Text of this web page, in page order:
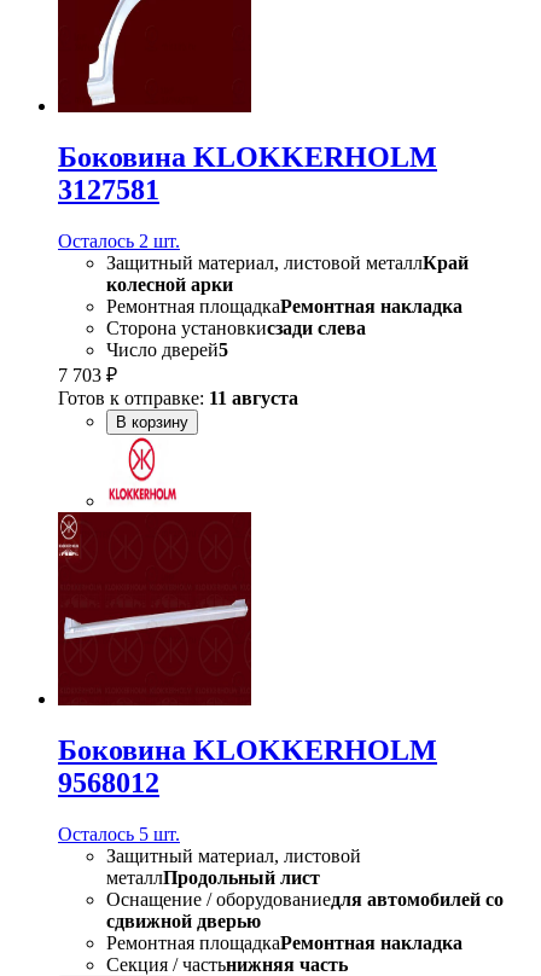
Боковина KLOKKERHOLM
3127581
Осталось 2 шт.
Защитный материал, листовой металлКрай
колесной арки
Ремонтная площадкаРемонтная накладка
Сторона установкисзади слева
Число дверей5
7 703 ₽
Готов к отправке: 11 августа
В корзину
Боковина KLOKKERHOLM
9568012
Осталось 5 шт.
Защитный материал, листовой
металлПродольный лист
Оснащение / оборудованиедля автомобилей со
сдвижной дверью
Ремонтная площадкаРемонтная накладка
Секция / частьнижняя часть